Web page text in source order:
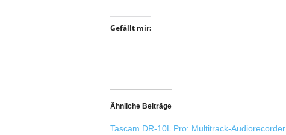
Gefällt mir:
Ähnliche Beiträge
Tascam DR-10L Pro: Multitrack-Audiorecorder